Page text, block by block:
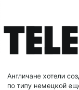
Англичане хотели
по типу немецкой